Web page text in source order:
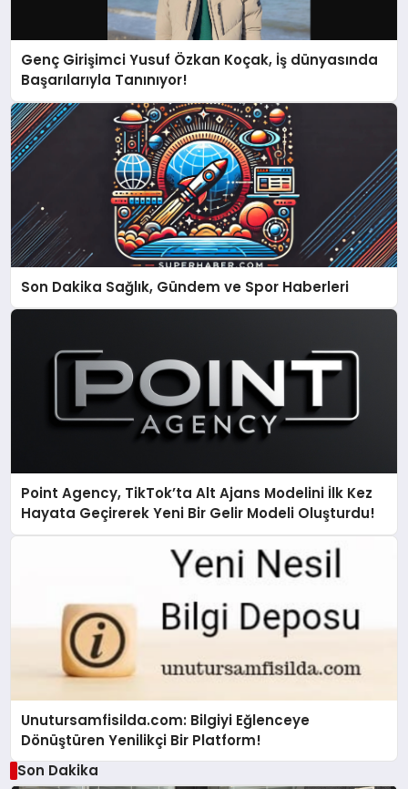
Genç Girişimci Yusuf Özkan Koçak, İş dünyasında
Başarılarıyla Tanınıyor!
Son Dakika Sağlık, Gündem ve Spor Haberleri
Point Agency, TikTok’ta Alt Ajans Modelini İlk Kez
Hayata Geçirerek Yeni Bir Gelir Modeli Oluşturdu!
Unutursamfisilda.com: Bilgiyi Eğlenceye
Dönüştüren Yenilikçi Bir Platform!
Son Dakika